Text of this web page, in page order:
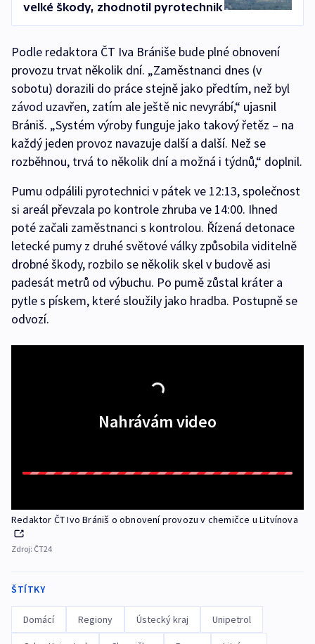
velké škody, zhodnotil pyrotechnik
Podle redaktora ČT Iva Brániše bude plné obnovení
provozu trvat několik dní. „Zaměstnanci dnes (v
sobotu) dorazili do práce stejně jako předtím, než byl
závod uzavřen, zatím ale ještě nic nevyrábí,“ ujasnil
Brániš. „Systém výroby funguje jako takový řetěz – na
každý jeden provoz navazuje další a další. Než se
rozběhnou, trvá to několik dní a možná i týdnů,“ doplnil.
Pumu odpálili pyrotechnici v pátek ve 12:13, společnost
si areál převzala po kontrole zhruba ve 14:00. Ihned
poté začali zaměstnanci s kontrolou. Řízená detonace
letecké pumy z druhé světové války způsobila viditelně
drobné škody, rozbilo se několik skel v budově asi
padesát metrů od výbuchu. Po pumě zůstal kráter a
pytle s pískem, které sloužily jako hradba. Postupně se
odvozí.
Nahrávám video
Redaktor ČT Ivo Brániš o obnovení provozu v chemičce u Litvínova
Zdroj: ČT24
ŠTÍTKY
Domácí Regiony Ústecký kraj Unipetrol